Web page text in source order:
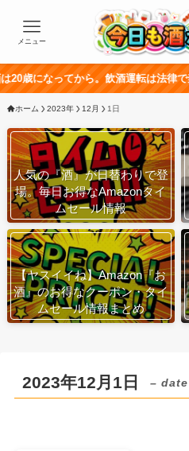
メニュー
なってから。飲酒運転は法律で禁止さ
ホーム 2023年 12月 1日
人気の『酒』が日替わりで登
場。毎日お得なAmazonタイ
ムセール情報
【ヤスイイね】Amazon『お
酒』のお得なクーポン・タイ
ムセール情報まとめ
2023年12月1日 –